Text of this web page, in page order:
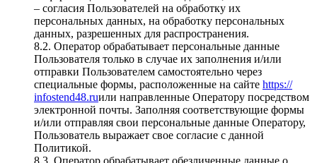
– согласия Пользователей на обработку их
персональных данных, на обработку персональных
данных, разрешенных для распространения.
8.2. Оператор обрабатывает персональные данные
Пользователя только в случае их заполнения и/или
отправки Пользователем самостоятельно через
специальные формы, расположенные на сайте https://
infostend48.ruили направленные Оператору посредством
электронной почты. Заполняя соответствующие формы
и/или отправляя свои персональные данные Оператору,
Пользователь выражает свое согласие с данной
Политикой.